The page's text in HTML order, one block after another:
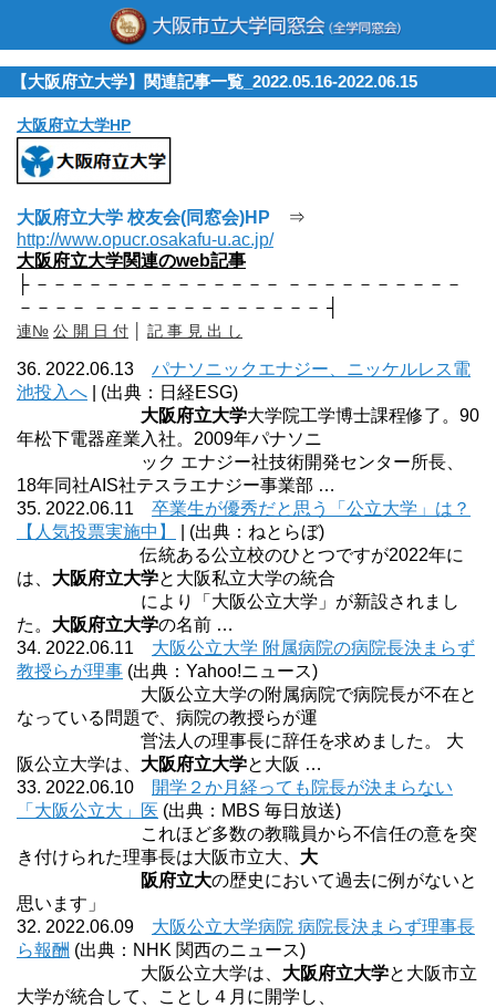
【大阪府立大学】関連記事一覧_2022.05.16-2022.06.15
大阪府立大学HP
大阪府立大学 校友会(同窓会)HP ⇒
http://www.opucr.osakafu-u.ac.jp/
大阪府立大学関連のweb記事
├ －－－－－－－－－－－－－－ －－－－－－－－－－
－－－－ －－－－－－－－－－－－－ ┤
連№ 公 開 日 付 記 事 見 出 し
36. 2022.06.13 パナソニックエナジー、ニッケルレス電
池投入へ | (出典：日経ESG)
大阪府立大学大学院工学博士課程修了。90
年松下電器産業入社。2009年パナソニ
ック エナジー社技術開発センター所長、
18年同社AIS社テスラエナジー事業部 …
35. 2022.06.11 卒業生が優秀だと思う「公立大学」は？
【人気投票実施中】
| (出典：ねとらぼ)
伝統ある公立校のひとつですが2022年に
は、 大阪府立大学と大阪私立大学の統合
により「大阪公立大学」が新設されまし
た。 大阪府立大学の名前 …
34. 2022.06.11 大阪公立大学 附属病院の病院長決まらず
教授らが理事 (出典：Yahoo!ニュース)
大阪公立大学の附属病院で病院長が不在と
なっている問題で、病院の教授らが運
営法人の理事長に辞任を求めました。 大
阪公立大学は、 大阪府立大学と大阪 …
33. 2022.06.10
開学２か月経っても院長が決まらない
「大阪公立大」医 (出典：MBS 毎日放送)
これほど多数の教職員から不信任の意を突
き付けられた理事長は大阪市立大、 大
阪府立大の歴史において過去に例がないと
思います」
32. 2022.06.09 大阪公立大学病院 病院長決まらず理事長
ら報酬 (出典：NHK 関西のニュース)
大阪公立大学は、 大阪府立大学と大阪市立
大学が統合して、ことし４月に開学し、